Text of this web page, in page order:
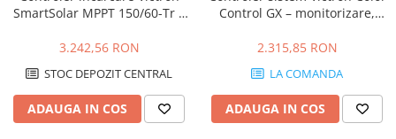
SmartSolar MPPT 150/60-Tr –
maxima
3.242,56 RON
STOC DEPOZIT CENTRAL
ADAUGA IN COS
Control GX – monitorizare,
2.315,85 RON
LA COMANDA
ADAUGA IN COS